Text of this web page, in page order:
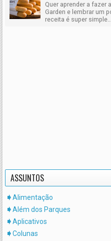
Quer aprender a fazer
Garden e lembrar um
receita é super simple...
ASSUNTOS
Alimentação
Além dos Parques
Aplicativos
Colunas